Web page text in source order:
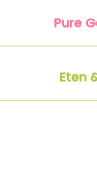
de
Pure
Eten